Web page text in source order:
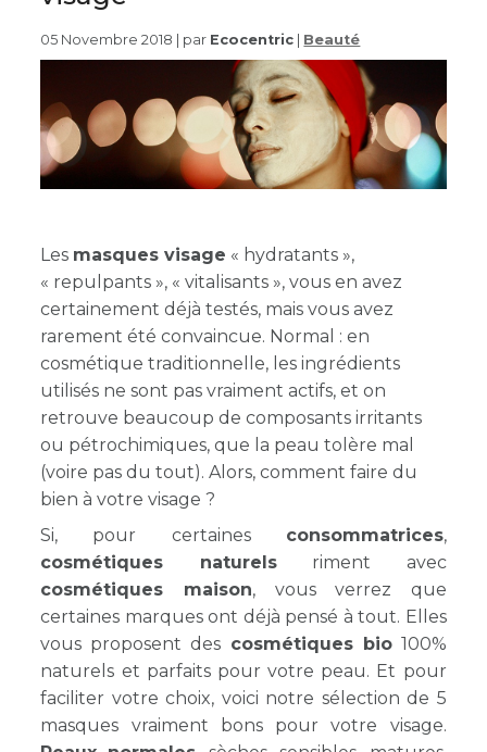
05 Novembre 2018 | par Ecocentric Beauté
Les masques visage « hydratants »,
« repulpants », « vitalisants », vous en avez
certainement déjà testés, mais vous avez
rarement été convaincue. Normal : en
cosmétique traditionnelle, les ingrédients
utilisés ne sont pas vraiment actifs, et on
retrouve beaucoup de composants irritants
ou pétrochimiques, que la peau tolère mal
(voire pas du tout). Alors, comment faire du
bien à votre visage ?
Si, pour certaines consommatrices,
cosmétiques naturelsriment avec
cosmétiques maison, vous verrez que
certaines marques ont déjà pensé à tout. Elles
vous proposent des cosmétiques bio100%
naturels et parfaits pour votre peau. Et pour
faciliter votre choix, voici notre sélection de 5
masques vraiment bons pour votre visage.